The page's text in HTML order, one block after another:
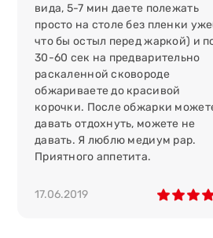
якості;
вигідна ціна.Ми гарантуємо,
м`яса такої ж якості за нижчою
доставка товару Києвом та
товар на сайті, а ми
комфортний для вас час;
зручність зберігання.
Ми
спеціальній захисній
зберігати попередньо
при температурі від 0° до 5°С.
Вага продукції вказана в
вида, 5-7 мин даете полежать
просто на столе без пленки
что бы остыл перед жаркой) и
30-60 сек на предварительно
раскаленной сковороде
обжариваете до красивой
корочки. После обжарки
давать отдохнуть, можете не
давать. Я люблю медиум рар.
Приятного аппетита.
17.06.2019